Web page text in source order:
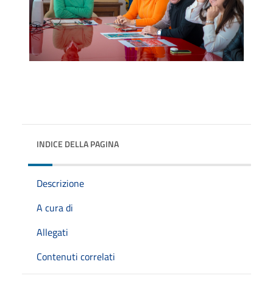
INDICE DELLA PAGINA
Descrizione
A cura di
Allegati
Contenuti correlati